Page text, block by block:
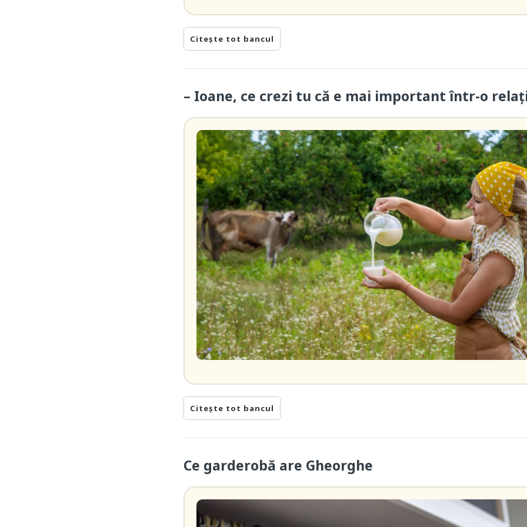
Citește tot bancul
– Ioane, ce crezi tu că e mai important într-o
Citește tot bancul
Ce garderobă are Gheorghe